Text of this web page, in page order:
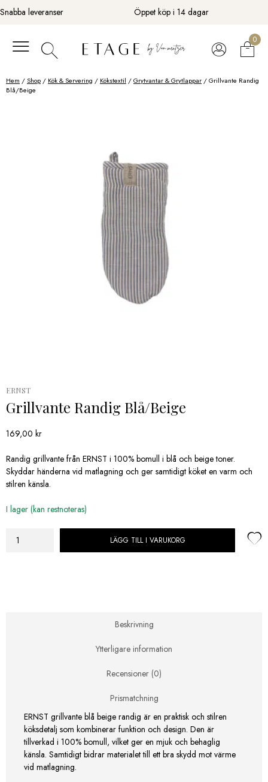
Fortsätt
till
Snabba leveranser Öppet köp i 14 dagar
0
Hem /Shop / Kök & Servering / Kökstextil /Grytvantar & Grytlappar / Grillvante Randig
Blå/Beige
ERNST
Grillvante Randig Blå/Beige
169,00 kr
Randig grillvante från ERNST i 100% bomull i blå och beige toner.
Skyddar händerna vid matlagning och ger samtidigt köket en varm och
stilren känsla.
I lager (kan restnoteras)
Grillvante
LÄGG TILL I VARUKORG
Beskrivning
Ytterligare information
Recensioner (0)
Prismatchning
ERNST grillvante blå beige randig är en praktisk och stilren
köksdetalj som kombinerar funktion och design. Den är
tillverkad i 100% bomull, vilket ger en mjuk och behaglig
känsla. Samtidigt bidrar materialet till ett bra skydd mot värme
vid matlagning.